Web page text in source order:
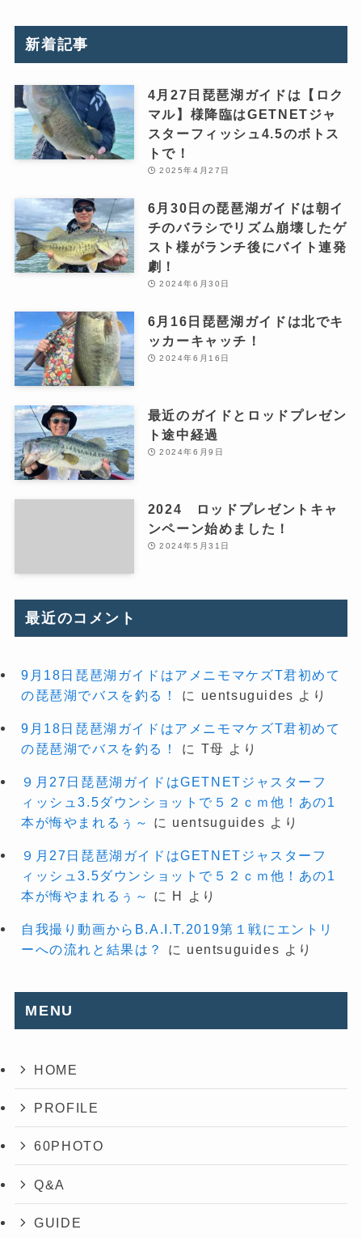
新着記事
4月27日琵琶湖ガイドは【ロク
マル】様降臨はGETNETジャ
スターフィッシュ4.5のボトス
トで！
2025年4月27日
6月30日の琵琶湖ガイドは朝イ
チのバラシでリズム崩壊したゲ
スト様がランチ後にバイト連発
劇！
2024年6月30日
6月16日琵琶湖ガイドは北でキ
ッカーキャッチ！
2024年6月16日
最近のガイドとロッドプレゼン
ト途中経過
2024年6月9日
2024 ロッドプレゼントキャ
ンペーン始めました！
2024年5月31日
最近のコメント
9月18日琵琶湖ガイドはアメニモマケズT君初めて
の琵琶湖でバスを釣る！
に uentsuguides より
9月18日琵琶湖ガイドはアメニモマケズT君初めて
の琵琶湖でバスを釣る！
に T母 より
９月27日琵琶湖ガイドはGETNETジャスターフ
ィッシュ3.5ダウンショットで５２ｃｍ他！あの1
本が悔やまれるぅ～
に uentsuguides より
９月27日琵琶湖ガイドはGETNETジャスターフ
ィッシュ3.5ダウンショットで５２ｃｍ他！あの1
本が悔やまれるぅ～
に H より
自我撮り動画からB.A.I.T.2019第１戦にエントリ
ーへの流れと結果は？
に uentsuguides より
MENU
HOME
PROFILE
60PHOTO
Q&A
GUIDE